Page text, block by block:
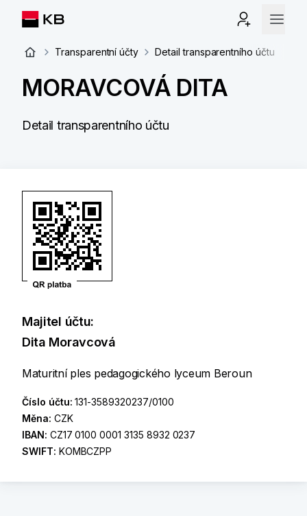
Transparentní účty Detail transparentního účtu
MORAVCOVÁ DITA
Detail transparentního účtu
Majitel účtu:
Dita Moravcová
Maturitní ples pedagogického lyceum Beroun
Číslo účtu:131-3589320237/0100
Měna: CZK
IBAN: CZ17 0100 0001 3135 8932 0237
SWIFT: KOMBCZPP